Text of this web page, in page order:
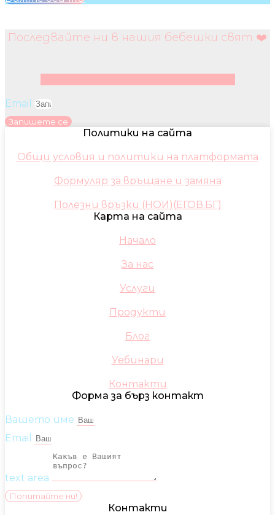
Последвайте ни в нашия бебешки свят ❤️
Email
Запишете се
Политики на сайта
Общи условия и политики на платформата
Формуляр за връщане и замяна
Полезни връзки (НОИ)(ЕГОВ.БГ)
Карта на сайта
Начало
За нас
Услуги
Продукти
Блог
Уебинари
Контакти
Форма за бърз контакт
Вашето име
Email
text area
Попитайте ни!
Контакти